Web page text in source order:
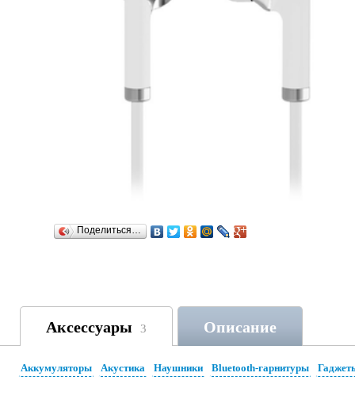
Поделиться…
Аксессуары 3 Описание
Аккумуляторы Акустика Наушники Bluetooth-гарнитуры